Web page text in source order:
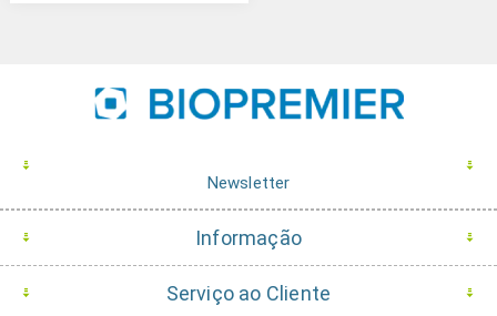
Newsletter
Informação
Serviço ao Cliente